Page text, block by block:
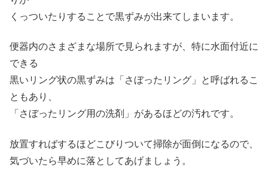
くっついたりすることで黒ずみが出来てしまいます。
便器内のさまざまな場所で見られますが、特に水面付近に
できる
黒いリング状の黒ずみは「さぼったリング」と呼ばれるこ
ともあり、
「さぼったリング用の洗剤」があるほどの汚れです。
放置すればするほどこびりついて掃除が面倒になるので、
気づいたら早めに落としてあげましょう。